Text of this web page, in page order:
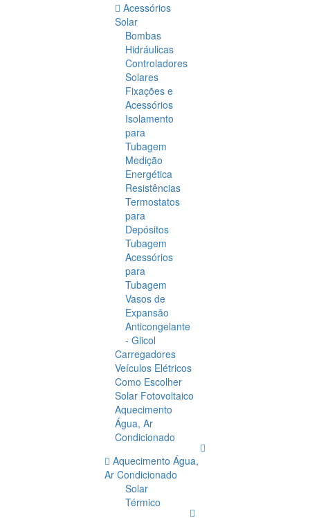
Acessórios
Solar
Bombas
Hidráulicas
Controladores
Solares
Fixações e
Acessórios
Isolamento
para
Tubagem
Medição
Energética
Resistências
Termostatos
para
Depósitos
Tubagem
Acessórios
para
Tubagem
Vasos de
Expansão
Anticongelante
- Glicol
Carregadores
Veículos Elétricos
Como Escolher
Solar Fotovoltaico
Aquecimento
Água, Ar
Condicionado
Aquecimento Água,
Ar Condicionado
Solar
Térmico